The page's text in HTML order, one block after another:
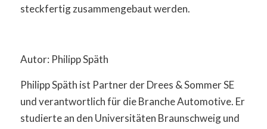
steckfertig zusammengebaut werden.
Autor: Philipp Späth
Philipp Späth ist Partner der Drees & Sommer SE
und verantwortlich für die Branche Automotive. Er
studierte an den Universitäten Braunschweig und